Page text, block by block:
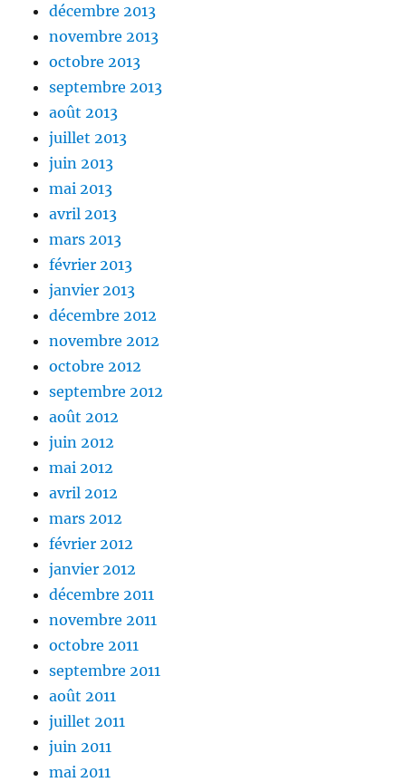
décembre 2013
novembre 2013
octobre 2013
septembre 2013
août 2013
juillet 2013
juin 2013
mai 2013
avril 2013
mars 2013
février 2013
janvier 2013
décembre 2012
novembre 2012
octobre 2012
septembre 2012
août 2012
juin 2012
mai 2012
avril 2012
mars 2012
février 2012
janvier 2012
décembre 2011
novembre 2011
octobre 2011
septembre 2011
août 2011
juillet 2011
juin 2011
mai 2011